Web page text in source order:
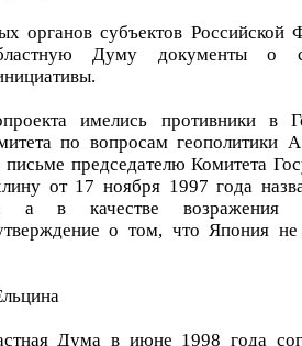
органов субъектов Российской
Думу документы о
имелись противники в
по вопросам
письме председателю Комитета
от 17 ноября 1997 года
а в качестве возражения
о том, что Япония не
Дума в июне 1998 года